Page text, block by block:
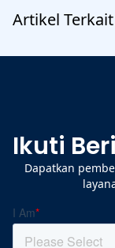
Artikel Terkait
Ikuti
Dapatkan